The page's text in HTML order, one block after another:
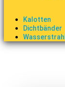
Kalotten
Dichtbänder